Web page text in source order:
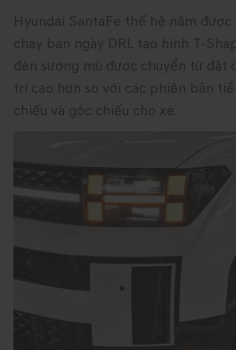
Hyundai SantaFe thế hệ năm
chạy ban ngày DRL tạo hình T-
đèn sương mù được chuyển từ đặt
trí cao hơn so với các phiên bản
chiếu và góc chiếu cho xe.